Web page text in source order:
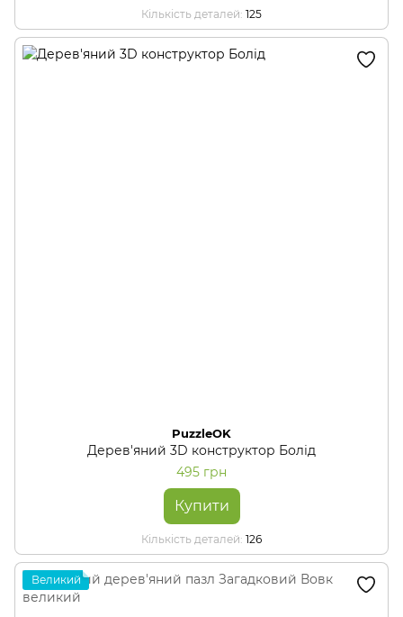
Кількість деталей 125
PuzzleOK
Дерев'яний 3D конструктор Болід
495 грн
Купити
Кількість деталей 126
Великий